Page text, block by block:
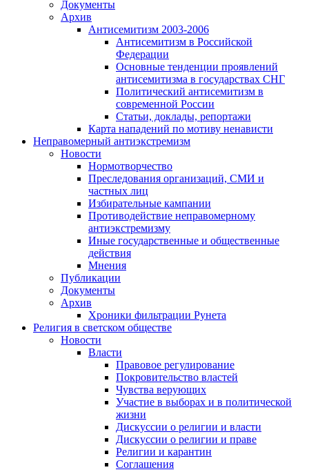
Документы
Архив
Антисемитизм 2003-2006
Антисемитизм в Российской
Федерации
Основные тенденции проявлений
антисемитизма в государствах СНГ
Политический антисемитизм в
современной России
Статьи, доклады, репортажи
Карта нападений по мотиву ненависти
Неправомерный антиэкстремизм
Новости
Нормотворчество
Преследования организаций, СМИ и
частных лиц
Избирательные кампании
Противодействие неправомерному
антиэкстремизму
Иные государственные и общественные
действия
Мнения
Публикации
Документы
Архив
Хроники фильтрации Рунета
Религия в светском обществе
Новости
Власти
Правовое регулирование
Покровительство властей
Чувства верующих
Участие в выборах и в политической
жизни
Дискуссии о религии и власти
Дискуссии о религии и праве
Религии и карантин
Соглашения